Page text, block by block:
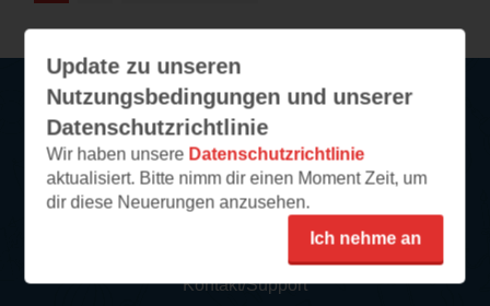
Update zu unseren
Nutzungsbedingungen und unserer
Datenschutzrichtlinie
Wir haben unsere Datenschutzrichtlinie
aktualisiert. Bitte nimm dir einen Moment Zeit, um
dir diese Neuerungen anzusehen.
Ich nehme an
Service
So funktioniert‘s
Kontakt/Support